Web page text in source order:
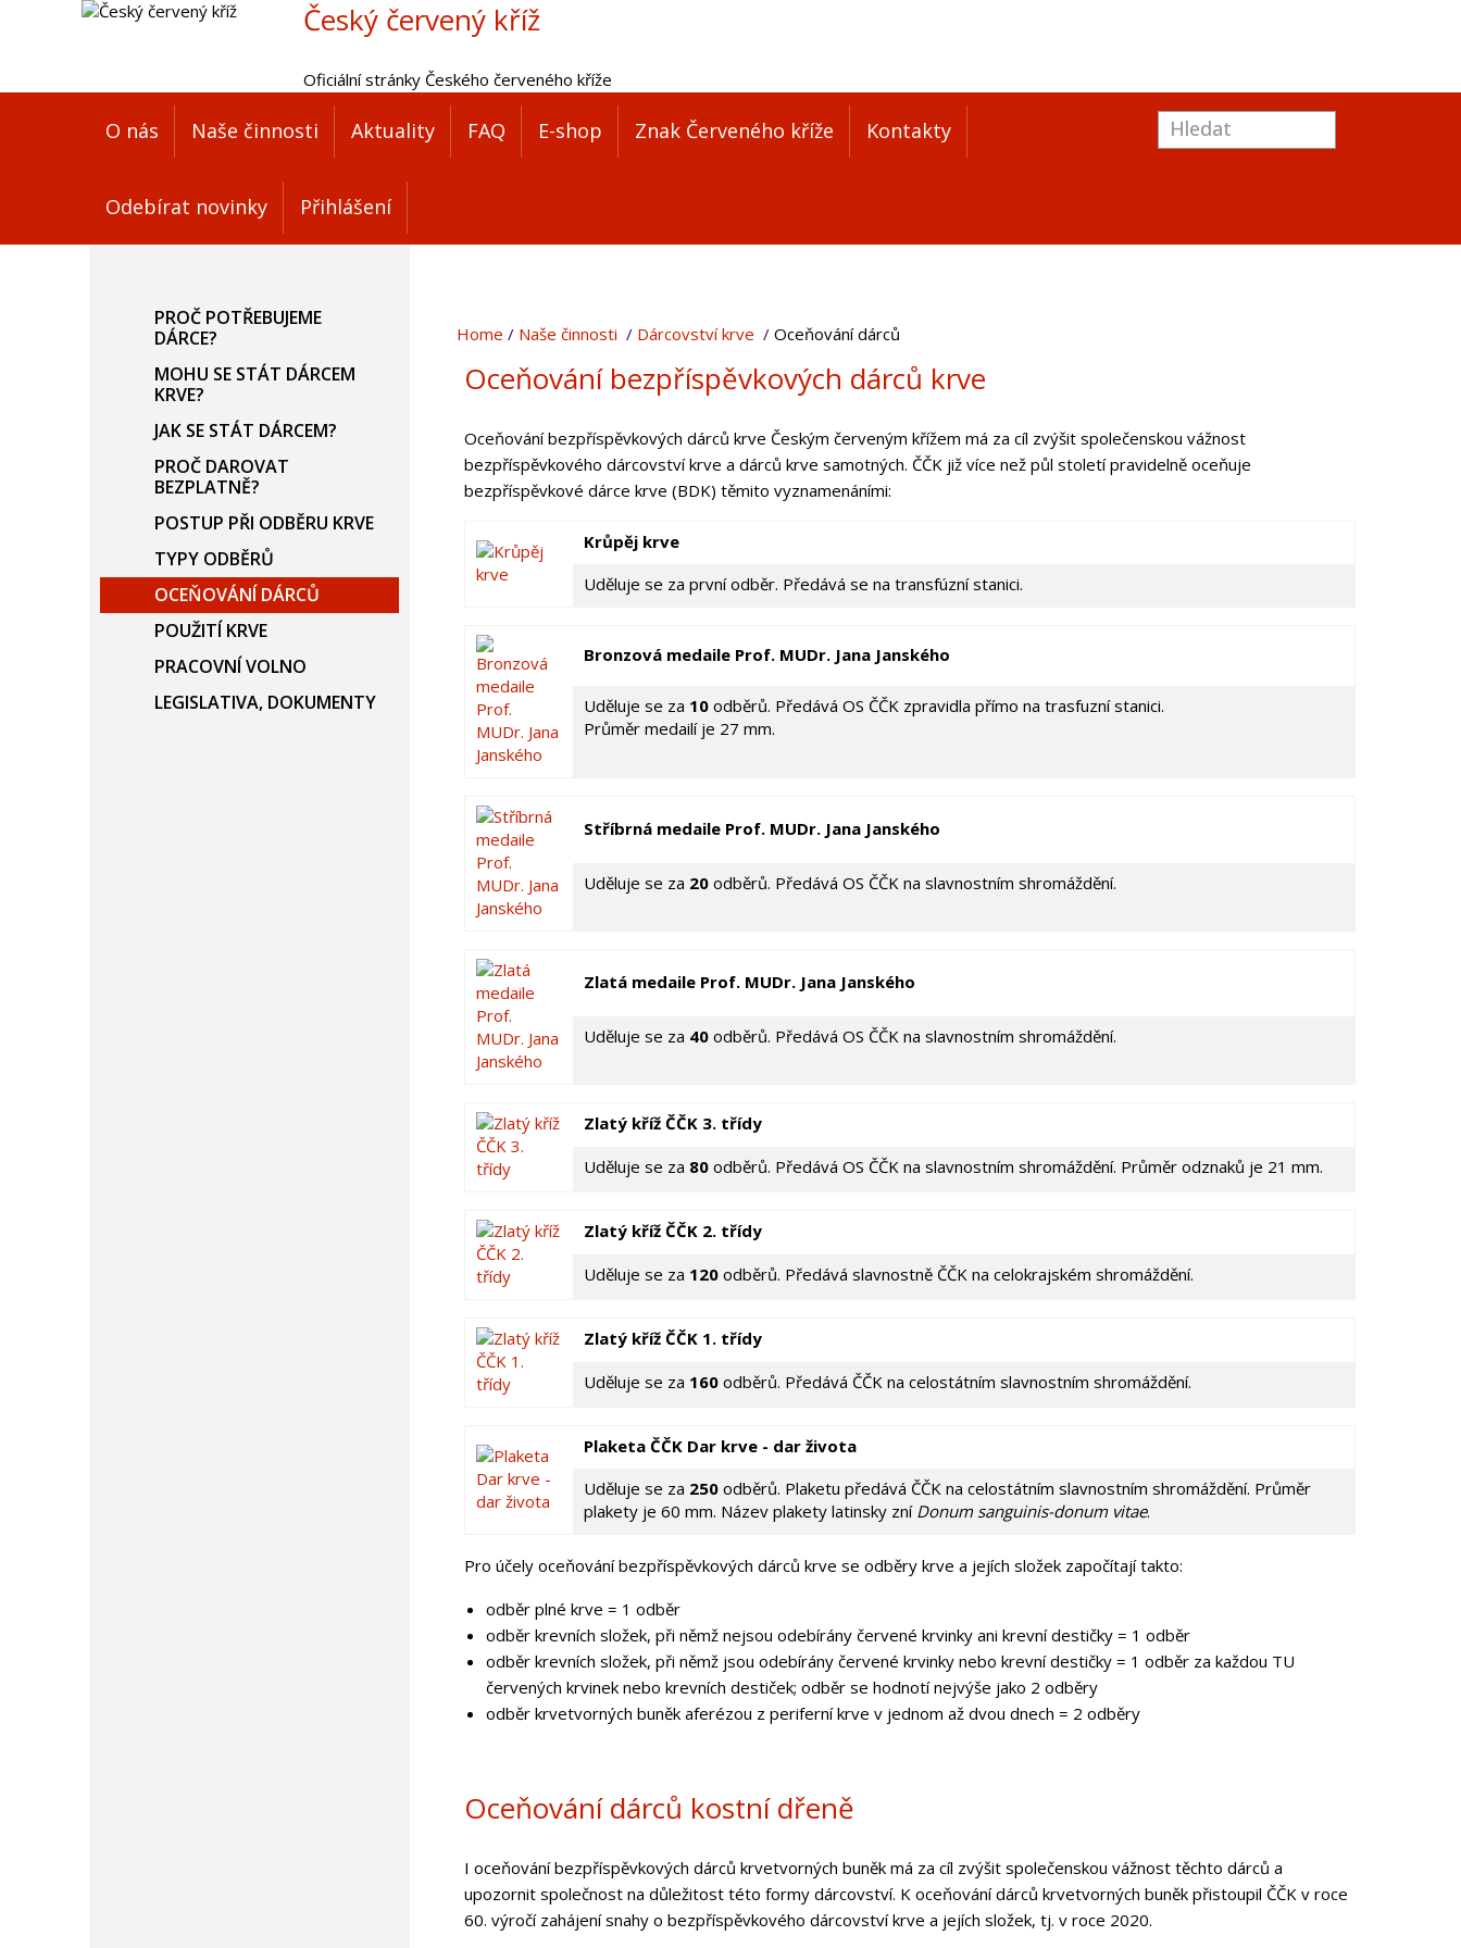
Český červený kříž
Oficiální stránky Českého červeného kříže
O nás Naše činnosti Aktuality FAQ E-shop Znak Červeného kříže Kontakty
Odebírat novinky Přihlášení
Home Naše činnosti Dárcovství krve Oceňování dárců
Oceňování bezpříspěvkových dárců krve
Oceňování bezpříspěvkových dárců krve Českým červeným křížem má za cíl zvýšit společenskou vážnost
bezpříspěvkového dárcovství krve a dárců krve samotných. ČČK již více než půl století pravidelně oceňuje
bezpříspěvkové dárce krve (BDK) těmito vyznamenáními:
Krůpěj krve
Uděluje se za první odběr. Předává se na transfúzní stanici.
Bronzová medaile Prof. MUDr. Jana Janského
Uděluje se za 10 odběrů. Předává OS ČČK zpravidla přímo na trasfuzní stanici.
Průměr medailí je 27 mm.
Stříbrná medaile Prof. MUDr. Jana Janského
Uděluje se za 20 odběrů. Předává OS ČČK na slavnostním shromáždění.
Zlatá medaile Prof. MUDr. Jana Janského
Uděluje se za 40 odběrů. Předává OS ČČK na slavnostním shromáždění.
Zlatý kříž ČČK 3. třídy
Uděluje se za 80 odběrů. Předává OS ČČK na slavnostním shromáždění. Průměr odznaků je 21 mm.
Zlatý kříž ČČK 2. třídy
Uděluje se za 120 odběrů. Předává slavnostně ČČK na celokrajském shromáždění.
Zlatý kříž ČČK 1. třídy
Uděluje se za 160 odběrů. Předává ČČK na celostátním slavnostním shromáždění.
Plaketa ČČK Dar krve - dar života
Uděluje se za 250 odběrů. Plaketu předává ČČK na celostátním slavnostním shromáždění. Průměr
plakety je 60 mm. Název plakety latinsky zní Donum sanguinis-donum vitae.
Pro účely oceňování bezpříspěvkových dárců krve se odběry krve a jejích složek započítají takto:
odběr plné krve = 1 odběr
odběr krevních složek, při němž nejsou odebírány červené krvinky ani krevní destičky = 1 odběr
odběr krevních složek, při němž jsou odebírány červené krvinky nebo krevní destičky = 1 odběr za každou TU
červených krvinek nebo krevních destiček; odběr se hodnotí nejvýše jako 2 odběry
odběr krvetvorných buněk aferézou z periferní krve v jednom až dvou dnech = 2 odběry
Oceňování dárců kostní dřeně
I oceňování bezpříspěvkových dárců krvetvorných buněk má za cíl zvýšit společenskou vážnost těchto dárců a
upozornit společnost na důležitost této formy dárcovství. K oceňování dárců krvetvorných buněk přistoupil ČČK v roce
60. výročí zahájení snahy o bezpříspěvkového dárcovství krve a jejích složek, tj. v roce 2020.
PROČ POTŘEBUJEME
DÁRCE?
MOHU SE STÁT DÁRCEM
KRVE?
JAK SE STÁT DÁRCEM?
PROČ DAROVAT
BEZPLATNĚ?
POSTUP PŘI ODBĚRU KRVE
TYPY ODBĚRŮ
OCEŇOVÁNÍ DÁRCŮ
POUŽITÍ KRVE
PRACOVNÍ VOLNO
LEGISLATIVA, DOKUMENTY